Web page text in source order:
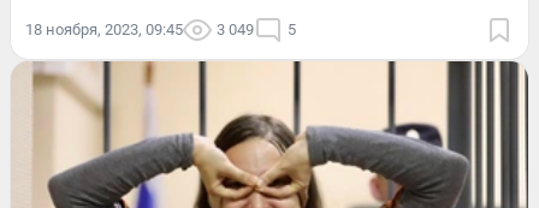
18 ноября, 2023, 09:45 3 049 5